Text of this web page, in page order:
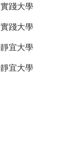
實踐大學
實踐大學
靜宜大學
靜宜大學